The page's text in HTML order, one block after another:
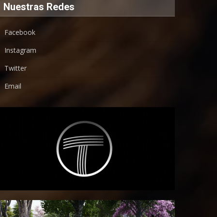
Nuestras Redes
Facebook
Instagram
Twitter
Email